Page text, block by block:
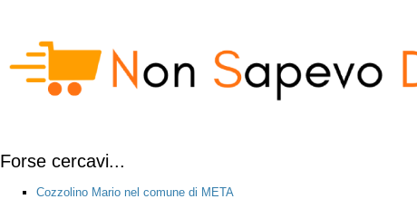
Forse cercavi...
Cozzolino Mario nel comune di META